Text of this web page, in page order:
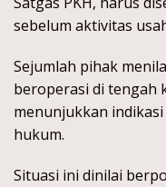
sebelum aktivitas
Sejumlah pihak
beroperasi di tengah
menunjukkan
hukum.
Situasi ini dinilai